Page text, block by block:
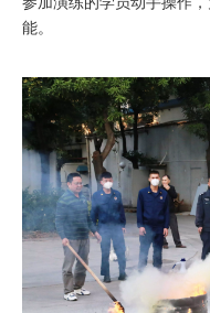
能。